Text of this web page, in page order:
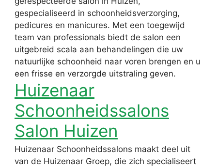
gespecialiseerd in schoonheidsverzorging,
pedicures en manicures. Met een toegewijd
team van professionals biedt de salon een
uitgebreid scala aan behandelingen die uw
natuurlijke schoonheid naar voren brengen en u
een frisse en verzorgde uitstraling geven.
Huizenaar
Schoonheidssalons
Salon Huizen
Huizenaar Schoonheidssalons maakt deel uit
van de Huizenaar Groep, die zich specialiseert